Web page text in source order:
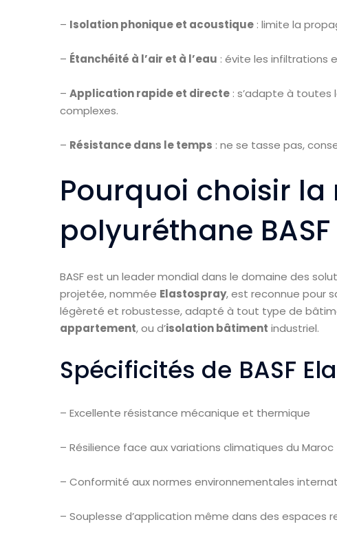
– Isolation phonique et acoustique : limite la
– Étanchéité à l’air et à l’eau : évite les infiltrations
– Application rapide et directe : s’adapte à toutes
complexes.
– Résistance dans le temps : ne se tasse pas,
Pourquoi choisir la
polyuréthane BASF
BASF est un leader mondial dans le domaine des
projetée, nommée Elastospray, est reconnue pour
légèreté et robustesse, adapté à tout type de
appartement, ou d’isolation bâtiment industriel.
Spécificités de BASF
– Excellente résistance mécanique et thermique
– Résilience face aux variations climatiques du Maroc
– Conformité aux normes environnementales
– Souplesse d’application même dans des espaces